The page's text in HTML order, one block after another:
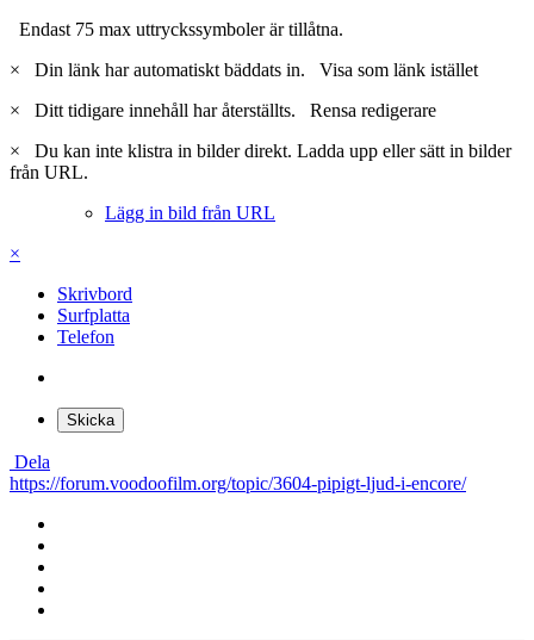
Endast 75 max uttryckssymboler är tillåtna.
×
Din länk har automatiskt bäddats in. Visa som länk istället
×
Ditt tidigare innehåll har återställts. Rensa redigerare
×
Du kan inte klistra in bilder direkt. Ladda upp eller sätt in bilder
från URL.
Lägg in bild från URL
×
Skrivbord
Surfplatta
Telefon
Skicka
Dela
https://forum.voodoofilm.org/topic/3604-pipigt-ljud-i-encore/